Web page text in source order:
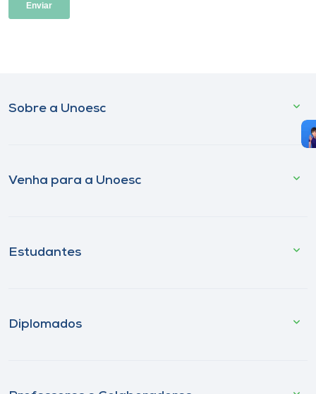
Sobre a Unoesc
Venha para a Unoesc
Estudantes
Diplomados